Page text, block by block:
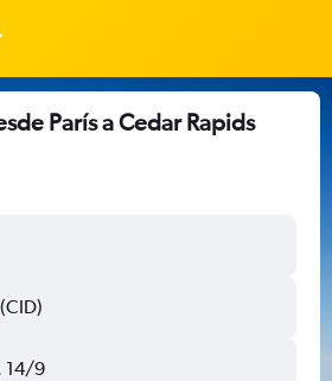
París a Cedar Rapids
14/9